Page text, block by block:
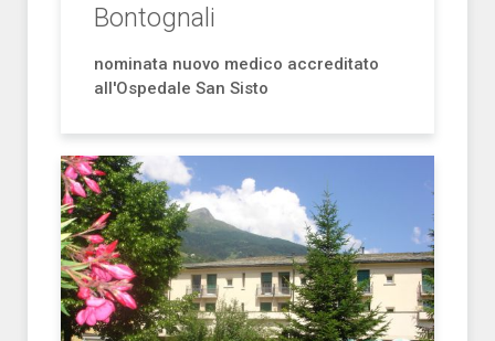
Bontognali
nominata nuovo medico accreditato
all'Ospedale San Sisto